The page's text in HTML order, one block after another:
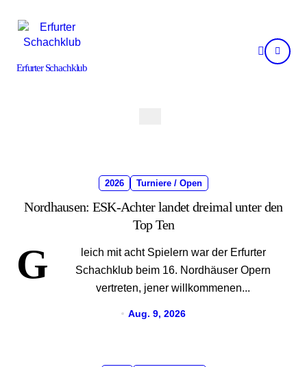
content
Erfurter Schachklub
2026 Turniere / Open
Nordhausen: ESK-Achter landet dreimal unter den
Top Ten
G
leich mit acht Spielern war der Erfurter
Schachklub beim 16. Nordhäuser Opern
vertreten, jener willkommenen...
Aug. 9, 2026